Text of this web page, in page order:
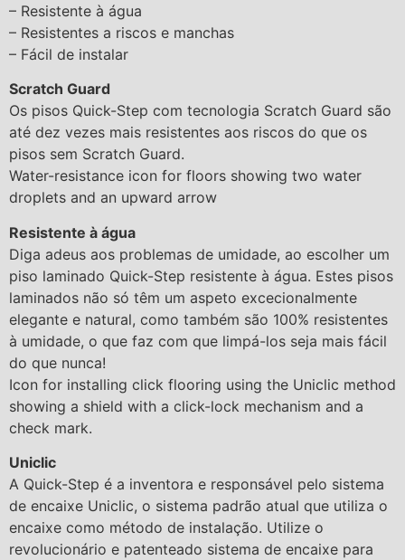
– Resistente à água
– Resistentes a riscos e manchas
– Fácil de instalar
Scratch Guard
Os pisos Quick-Step com tecnologia Scratch Guard são
até dez vezes mais resistentes aos riscos do que os
pisos sem Scratch Guard.
Water-resistance icon for floors showing two water
droplets and an upward arrow
Resistente à água
Diga adeus aos problemas de umidade, ao escolher um
piso laminado Quick-Step resistente à água. Estes pisos
laminados não só têm um aspeto excecionalmente
elegante e natural, como também são 100% resistentes
à umidade, o que faz com que limpá-los seja mais fácil
do que nunca!
Icon for installing click flooring using the Uniclic method
showing a shield with a click-lock mechanism and a
check mark.
Uniclic
A Quick-Step é a inventora e responsável pelo sistema
de encaixe Uniclic, o sistema padrão atual que utiliza o
encaixe como método de instalação. Utilize o
revolucionário e patenteado sistema de encaixe para